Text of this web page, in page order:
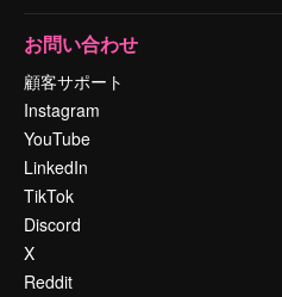
お問い合わせ
顧客サポート
Instagram
YouTube
LinkedIn
TikTok
Discord
X
Reddit